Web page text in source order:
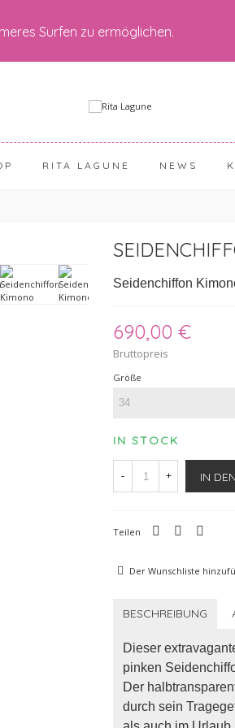
Surfen zu ermöglichen.
RITA LAGUNE NEWS
Seidenchiffon
690,00 €
Bruttopreis
Größe
IN STOCK
- + IN
Teilen
Der Wunschliste
BESCHREIBUNG
Dieser
pinken
Der
durch sein